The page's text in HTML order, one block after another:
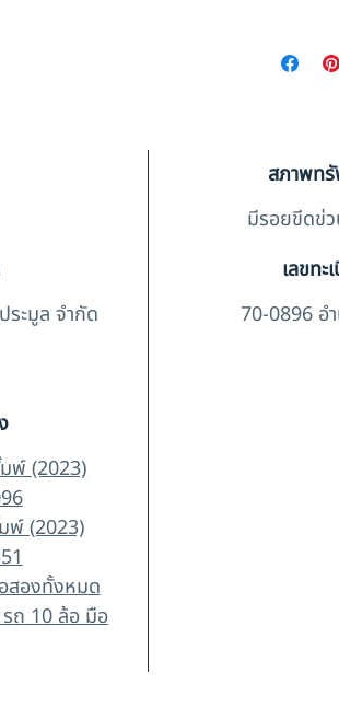
สภาพท
มีรอยขีดข่
ระมูล จำกัด
เลขทะ
70-0896 อ
พ์ (2023)
พ์ (2023)
สองทั้งหมด
ถ 10 ล้อ มือ